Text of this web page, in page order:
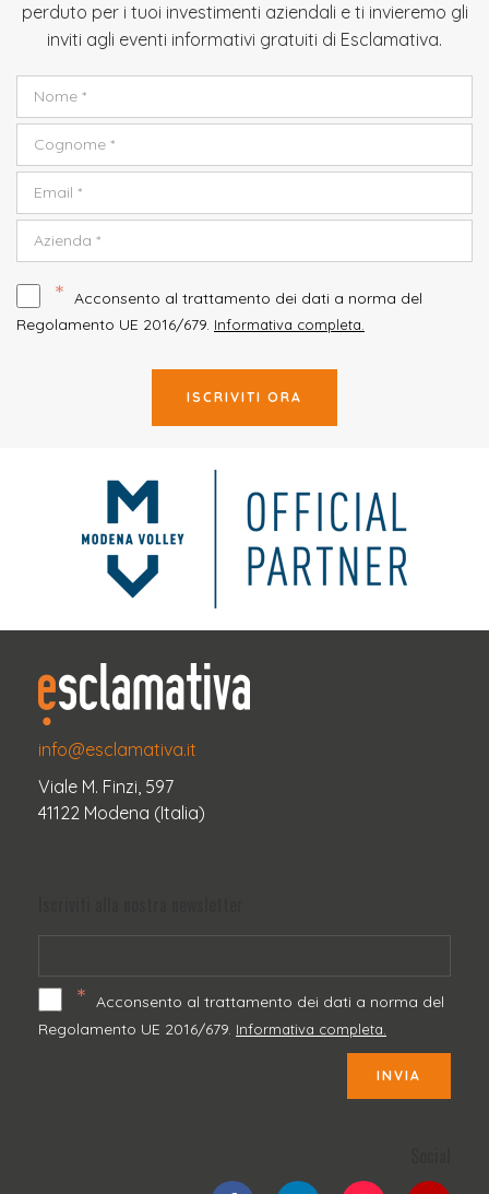
perduto per i tuoi investimenti aziendali e ti invieremo gli
inviti agli eventi informativi gratuiti di Esclamativa.
* Acconsento al trattamento dei dati a norma del
Regolamento UE 2016/679. Informativa completa.
ISCRIVITI ORA
info@esclamativa.it
Viale M. Finzi, 597
41122 Modena (Italia)
* Acconsento al trattamento dei dati a norma del
Regolamento UE 2016/679. Informativa completa.
INVIA